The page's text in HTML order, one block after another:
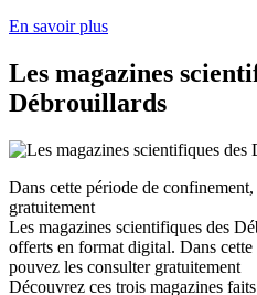
En savoir plus
Les magazines
Débrouillards
Dans cette période de
gratuitement
Les magazines scientifiques des
offerts en format digital. Dans
pouvez les consulter gratuitement
Découvrez ces trois magazines